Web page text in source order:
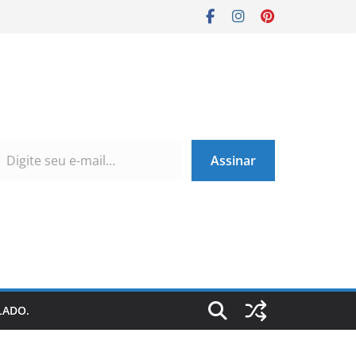
Assinar